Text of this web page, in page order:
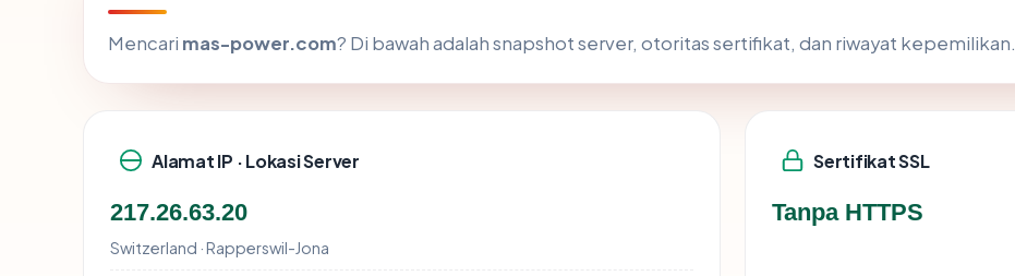
Mencari mas-power.com? Di bawah adalah snapshot server, otoritas sertifikat, dan riwayat kepemilikan.
Alamat IP · Lokasi Server
217.26.63.20
Switzerland · Rapperswil-Jona
Sertifikat SSL
Tanpa HTTPS